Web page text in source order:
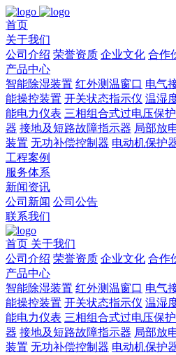
首页
关于我们
公司介绍 荣誉资质 企业文化 合作
产品中心
智能除湿装置 红外测温窗口 电气
能操控装置 开关状态指示仪 温湿
能电力仪表 三相组合式过电压保
器 接地及短路故障指示器 局部放
装置 无功补偿控制器 电动机保护
工程案例
服务体系
新闻资讯
公司新闻 公司公告
联系我们
首页 关于我们
公司介绍 荣誉资质 企业文化 合作
产品中心
智能除湿装置 红外测温窗口 电气
能操控装置 开关状态指示仪 温湿
能电力仪表 三相组合式过电压保
器 接地及短路故障指示器 局部放
装置 无功补偿控制器 电动机保护